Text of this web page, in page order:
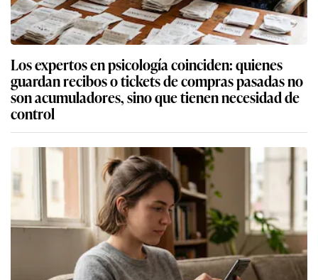
Los expertos en psicología coinciden: quienes
guardan recibos o tickets de compras pasadas no
son acumuladores, sino que tienen necesidad de
control